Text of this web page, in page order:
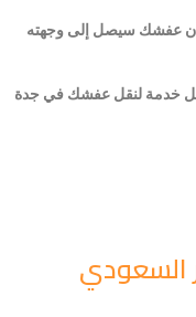
أن عفشك سيصل إلى وجهته
السعودي